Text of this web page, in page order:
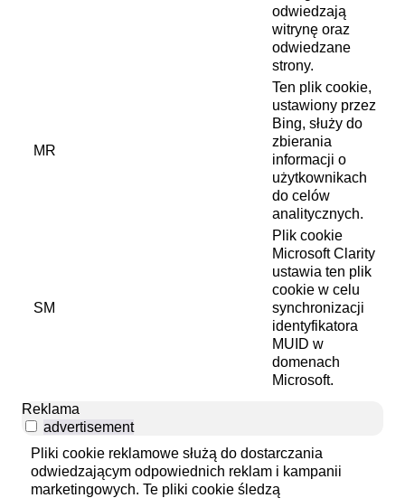
odwiedzają
witrynę oraz
odwiedzane
strony.
MR
Ten plik cookie,
ustawiony przez
Bing, służy do
zbierania
informacji o
użytkownikach
do celów
analitycznych.
SM
Plik cookie
Microsoft Clarity
ustawia ten plik
cookie w celu
synchronizacji
identyfikatora
MUID w
domenach
Microsoft.
Reklama
advertisement
Pliki cookie reklamowe służą do dostarczania
odwiedzającym odpowiednich reklam i kampanii
marketingowych. Te pliki cookie śledzą